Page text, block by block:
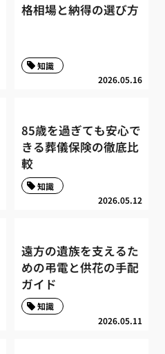
格相場と納得の選び方
2026.05.16
知識
85歳を過ぎても安心で
きる葬儀保険の徹底比
較
2026.05.12
知識
遠方の遺族を支えるた
めの弔電と供花の手配
ガイド
2026.05.11
知識